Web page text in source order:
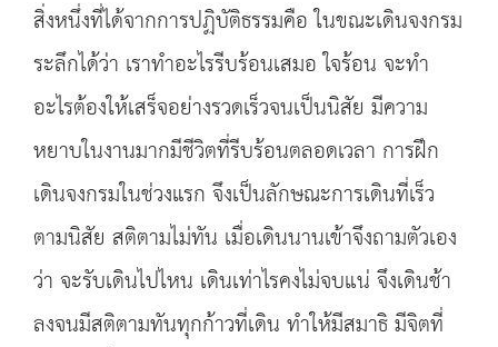
สิ่งหนึ่งที่ได้จากการปฏิบัติธรรมคือ ในขณะเดินจงกรม
ระลึกได้ว่า เราทำอะไรรีบร้อนเสมอ ใจร้อน จะทำ
อะไรต้องให้เสร็จอย่างรวดเร็วจนเป็นนิสัย มีความ
หยาบในงานมากมีชีวิตที่รีบร้อนตลอดเวลา การฝึก
เดินจงกรมในช่วงแรก จึงเป็นลักษณะการเดินที่เร็ว
ตามนิสัย สติตามไม่ทัน เมื่อเดินนานเข้าจึงถามตัวเอง
ว่า จะรับเดินไปไหน เดินเท่าไรคงไม่จบแน่ จึงเดินช้า
ลงจนมีสติตามทันทุกก้าวที่เดิน ทำให้มีสมาธิ มีจิตที่